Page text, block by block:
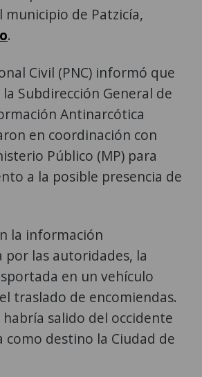
municipio de Patzicía,
.
Civil (PNC) informó que
Subdirección General de
Antinarcótica
en coordinación con
Público (MP) para
a la posible presencia de
la información
las autoridades, la
en un vehículo
traslado de encomiendas.
salido del occidente
como destino la Ciudad de